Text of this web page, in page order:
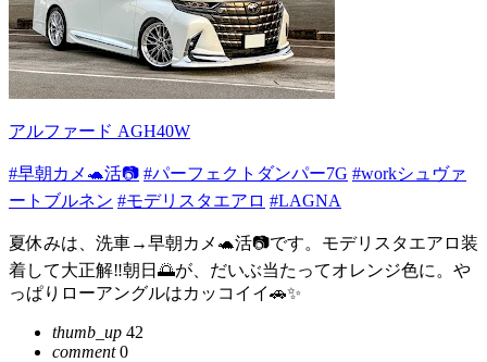
アルファード AGH40W
#早朝カメ🐢活📷 #パーフェクトダンパー7G #workシュヴァ
ートブルネン #モデリスタエアロ #LAGNA
夏休みは、洗車→早朝カメ🐢活📷です。モデリスタエアロ装
着して大正解‼️朝日🌅が、だいぶ当たってオレンジ色に。や
っぱりローアングルはカッコイイ🚗✨
thumb_up 42
comment0